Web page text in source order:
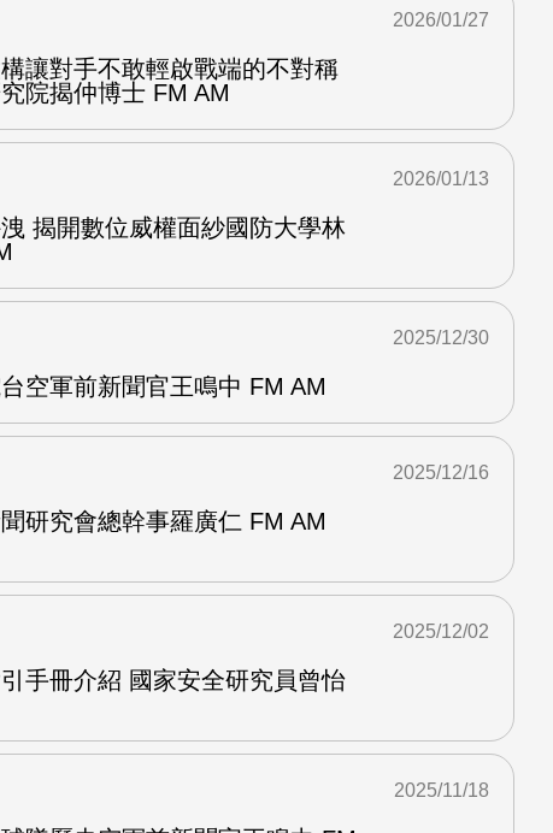
讓對手不敢輕啟戰端的不對稱
院揭仲博士 FM AM
2026/01/27
揭開數位威權面紗國防大學林
2026/01/13
空軍前新聞官王鳴中 FM AM
2025/12/30
研究會總幹事羅廣仁 FM AM
2025/12/16
手冊介紹 國家安全研究員曾怡
2025/12/02
2025/11/18